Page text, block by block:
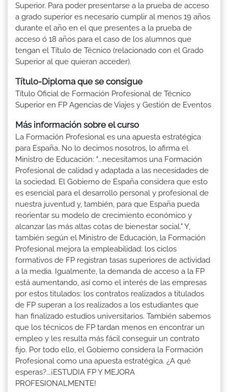
Superior. Para poder presentarse a la prueba de acceso
a grado superior es necesario cumplir al menos 19 años
durante el año en el que presentes a la prueba de
acceso ó 18 años para el caso de los alumnos que
tengan el Título de Técnico (relacionado con el Grado
Superior al que quieran acceder).
Título-Diploma que se consigue
Título Oficial de Formación Profesional de Técnico
Superior en FP Agencias de Viajes y Gestión de Eventos
Más información sobre el curso
La Formación Profesional es una apuesta estratégica
para España. No lo decimos nosotros, lo afirma el
Ministro de Educación: "...necesitamos una Formación
Profesional de calidad y adaptada a las necesidades de
la sociedad. El Gobierno de España considera que esto
es esencial para el desarrollo personal y profesional de
nuestra juventud y, también, para que España pueda
reorientar su modelo de crecimiento económico y
alcanzar las más altas cotas de bienestar social." Y,
también según el Ministro de Educación, la Formación
Profesional mejora la empleabilidad: los ciclos
formativos de FP registran tasas superiores de actividad
a la media. Igualmente, la demanda de acceso a la FP
está aumentando, así como el interés de las empresas
por estos titulados: los contratos realizados a titulados
de FP superan a los realizados a los estudiantes que
han finalizado estudios universitarios. También sabemos
que los técnicos de FP tardan menos en encontrar un
empleo y les resulta más fácil conseguir un contrato
fijo. Por todo ello, el Gobierno considera la Formación
Profesional como una apuesta estratégica. ¿A qué
esperas?...¡ESTUDIA FP Y MEJORA
PROFESIONALMENTE!